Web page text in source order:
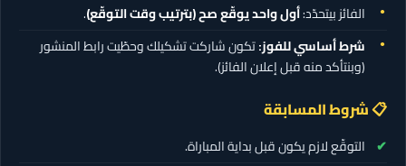
الفائز بيتحدّد:أول واحد يوقّع صح (بترتيب وقت التوقّع).
شرط أساسي للفوز:تكون شاركت تشكيلك وحطّيت رابط المنشور
(وبنتأكد منه قبل إعلان الفائز).
📋 شروط المسابقة
التوقّع لازم يكون قبل بداية المباراة.